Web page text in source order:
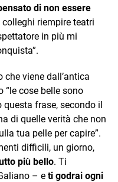
di non essere
riempire teatri
in più mi
viene dall’antica
“le cose belle sono
frase, secondo il
di quelle verità che non
tua pelle per capire”.
difficili, un giorno,
più bello. Ti
– e ti godrai ogni